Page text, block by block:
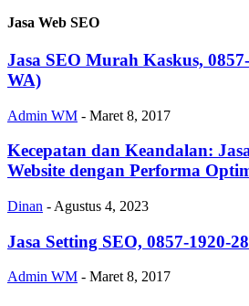
Jasa Web SEO
Jasa SEO Murah Kaskus,
WA)
Admin WM - Maret 8, 2017
Kecepatan dan Keandalan:
Website dengan Performa
Dinan - Agustus 4, 2023
Jasa Setting SEO, 0857-1920-
Admin WM - Maret 8, 2017